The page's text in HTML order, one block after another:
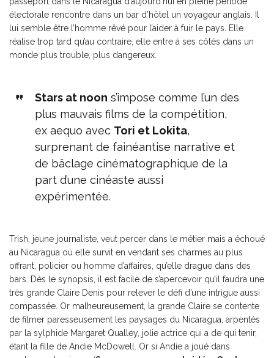
électorale rencontre dans un bar d’hôtel un voyageur anglais. Il
lui semble être l’homme rêvé pour l’aider à fuir le pays. Elle
réalise trop tard qu’au contraire, elle entre à ses côtés dans un
monde plus trouble, plus dangereux.
Stars at noon s’impose comme l’un des
plus mauvais films de la compétition,
ex aequo avec Tori et Lokita,
surprenant de fainéantise narrative et
de bâclage cinématographique de la
part d’une cinéaste aussi
expérimentée.
Trish, jeune journaliste, veut percer dans le métier mais a échoué
au Nicaragua où elle survit en vendant ses charmes au plus
offrant, policier ou homme d’affaires, qu’elle drague dans des
bars. Dès le synopsis, il est facile de s’apercevoir qu’il faudra une
très grande Claire Denis pour relever le défi d’une intrigue aussi
compassée. Or malheureusement, la grande Claire se contente
de filmer paresseusement les paysages du Nicaragua, arpentés
par la sylphide Margaret Qualley, jolie actrice qui a de qui tenir,
étant la fille de Andie McDowell. Or si Andie a joué dans